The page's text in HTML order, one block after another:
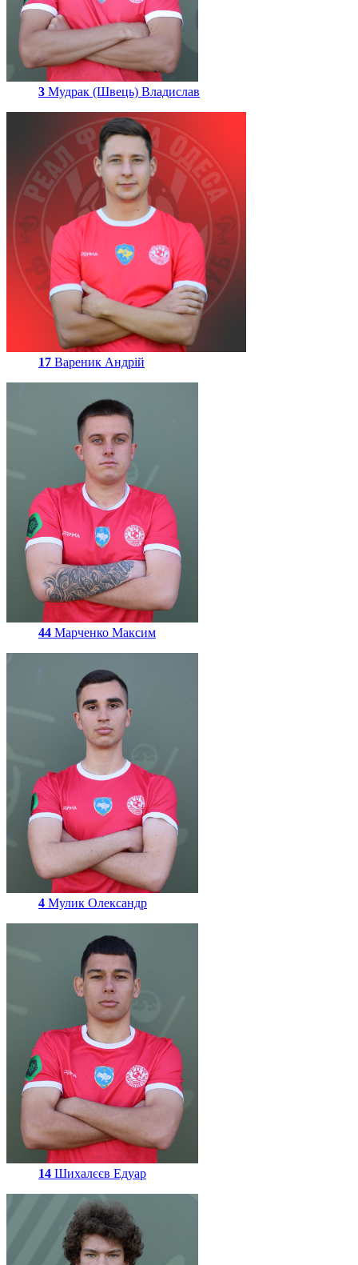
3 Мудрак (Швець) Владислав
17 Вареник Андрій
44 Марченко Максим
4 Мулик Олександр
14 Шихалєєв Едуар